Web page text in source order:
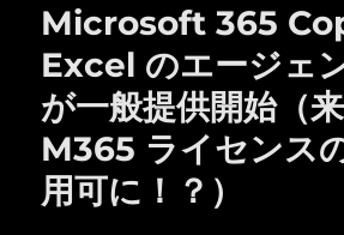
Microsoft 365
Excel のエージェ
が一般提供開始（
M365 ライセンス
用可に！？）